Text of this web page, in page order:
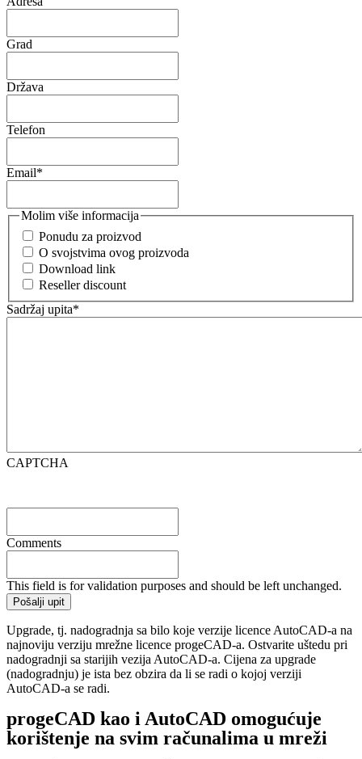
Grad
Država
Telefon
Email*
Molim više informacija
Ponudu za proizvod
O svojstvima ovog proizvoda
Download link
Reseller discount
Sadržaj upita*
CAPTCHA
Comments
This field is for validation purposes and should be left unchanged.
Upgrade, tj. nadogradnja sa bilo koje verzije licence AutoCAD-a na
najnoviju verziju mrežne licence progeCAD-a. Ostvarite uštedu pri
nadogradnji sa starijih vezija AutoCAD-a. Cijena za upgrade
(nadogradnju) je ista bez obzira da li se radi o kojoj verziji
AutoCAD-a se radi.
progeCAD kao i AutoCAD omogućuje
korištenje na svim računalima u mreži